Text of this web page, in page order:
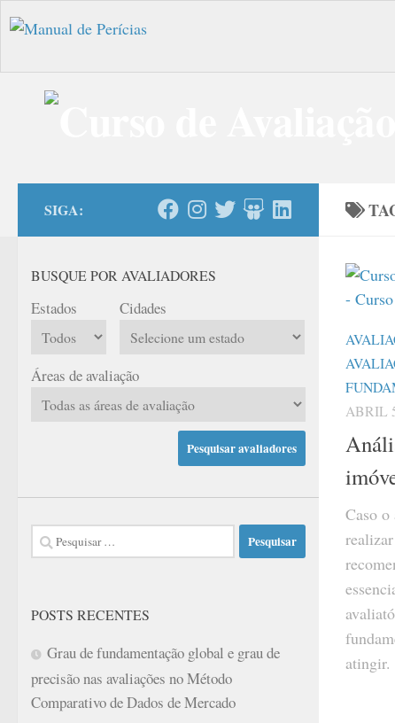
Skip to content
ABRIL
Caso o
atingir.
SIGA:
BUSQUE POR AVALIADORES
Estados Cidades
Áreas de avaliação
Pesquisar
por:
POSTS RECENTES
Grau de fundamentação global e grau de
precisão nas avaliações no Método
Comparativo de Dados de Mercado